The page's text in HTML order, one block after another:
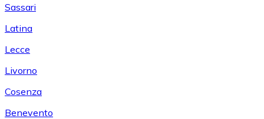
Sassari
Latina
Lecce
Livorno
Cosenza
Benevento